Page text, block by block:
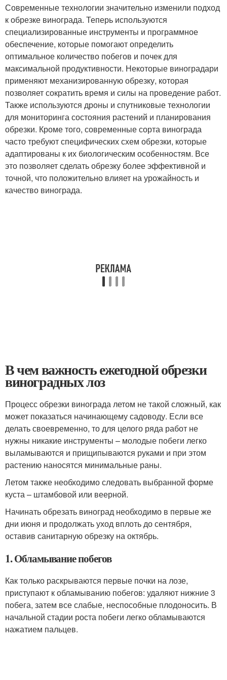
Современные технологии значительно изменили подход
к обрезке винограда. Теперь используются
специализированные инструменты и программное
обеспечение, которые помогают определить
оптимальное количество побегов и почек для
максимальной продуктивности. Некоторые виноградари
применяют механизированную обрезку, которая
позволяет сократить время и силы на проведение работ.
Также используются дроны и спутниковые технологии
для мониторинга состояния растений и планирования
обрезки. Кроме того, современные сорта винограда
часто требуют специфических схем обрезки, которые
адаптированы к их биологическим особенностям. Все
это позволяет сделать обрезку более эффективной и
точной, что положительно влияет на урожайность и
качество винограда.
В чем важность ежегодной обрезки
виноградных лоз
Процесс обрезки винограда летом не такой сложный, как
может показаться начинающему садоводу. Если все
делать своевременно, то для целого ряда работ не
нужны никакие инструменты – молодые побеги легко
выламываются и прищипываются руками и при этом
растению наносятся минимальные раны.
Летом также необходимо следовать выбранной форме
куста – штамбовой или веерной.
Начинать обрезать виноград необходимо в первые же
дни июня и продолжать уход вплоть до сентября,
оставив санитарную обрезку на октябрь.
1. Обламывание побегов
Как только раскрываются первые почки на лозе,
приступают к обламыванию побегов: удаляют нижние 3
побега, затем все слабые, неспособные плодоносить. В
начальной стадии роста побеги легко обламываются
нажатием пальцев.